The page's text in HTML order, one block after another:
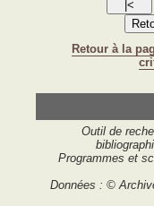
Retour à la
Outil de
Programmes et
Données : ©